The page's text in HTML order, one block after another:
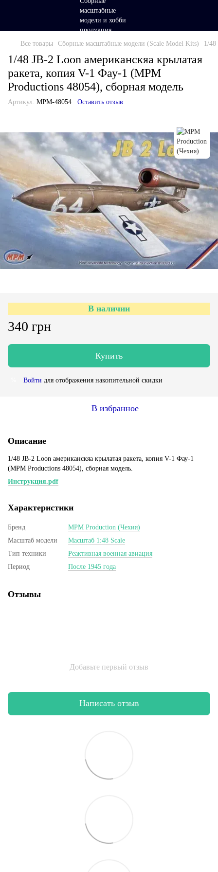
Все товары Сборные масштабные модели (Scale Model Kits) 1/48
1/48 JB-2 Loon американскяа крылатая
ракета, копия V-1 Фау-1 (MPM
Productions 48054), сборная модель
Артикул: MPM-48054 Оставить отзыв
В наличии
340 грн
Купить
Войти для отображения накопительной скидки
В избранное
Описание
1/48 JB-2 Loon американскяа крылатая ракета, копия V-1 Фау-1
(MPM Productions 48054), сборная модель.
Инструкция.pdf
Характеристики
Бренд
MPM Production (Чехия)
Масштаб модели
Масштаб 1:48 Scale
Тип техники
Реактивная военная авиация
Период
После 1945 года
Отзывы
Добавьте первый отзыв
Написать отзыв